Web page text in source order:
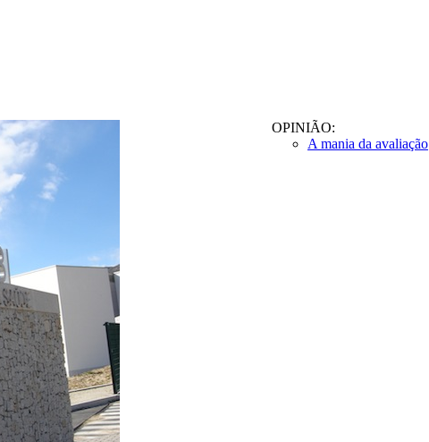
OPINIÃO:
A mania da avaliação